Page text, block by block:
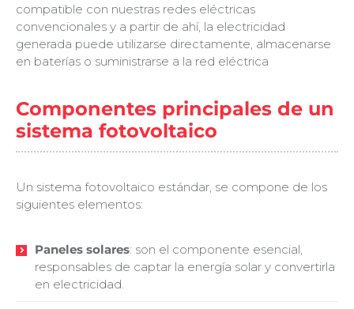
compatible con nuestras redes eléctricas
convencionales y a partir de ahí, la electricidad
generada puede utilizarse directamente, almacenarse
en baterías o suministrarse a la red eléctrica
Componentes principales de un
sistema fotovoltaico
Un sistema fotovoltaico estándar, se compone de los
siguientes elementos:
Paneles solares: son el componente esencial,
responsables de captar la energía solar y convertirla
en electricidad.